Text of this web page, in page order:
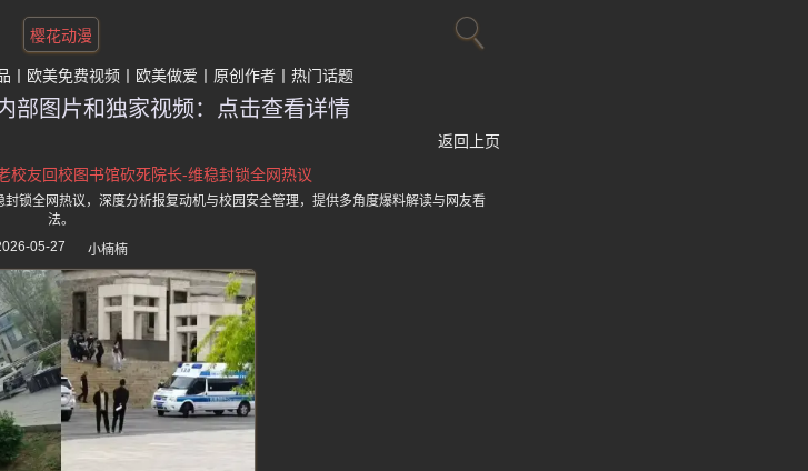
樱花动漫
欧美免费视频 欧美做爱 原创作者 热门话题
部图片和独家视频：点击查看详情
返回上页
校友回校图书馆砍死院长-维稳封锁全网热议
锁全网热议，深度分析报复动机与校园安全管理，提供多角度爆料解读与网友看
法。
05-27
小楠楠